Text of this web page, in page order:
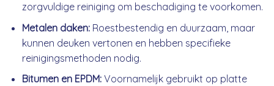
zorgvuldige reiniging om beschadiging te voorkomen.
Metalen daken:Roestbestendig en duurzaam, maar
kunnen deuken vertonen en hebben specifieke
reinigingsmethoden nodig.
Bitumen en EPDM:Voornamelijk gebruikt op platte